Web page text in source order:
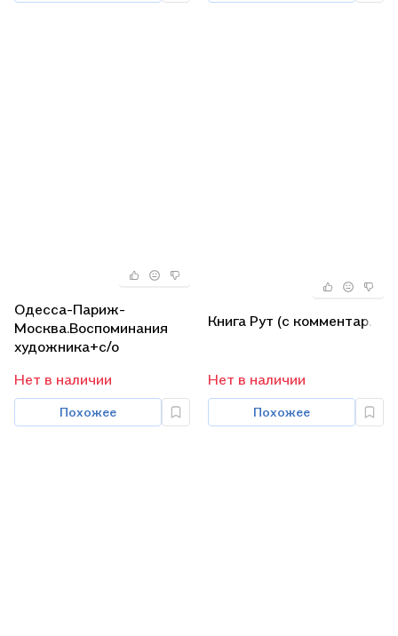
Одесса-Париж-
Москва.Воспоминания
художника+с/о
Нет в наличии
Похожее
Книга Рут (с комментар.)
Нет в наличии
Похожее